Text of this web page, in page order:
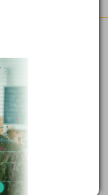
(7533N02)